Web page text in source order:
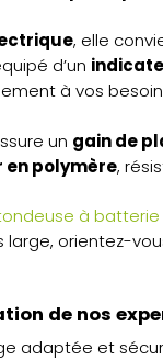
, elle
d’un
à vos
un gain de
en polymère,
à batterie
large, orientez-
de nos
adaptée et